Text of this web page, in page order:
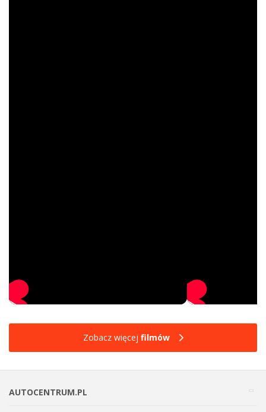
Zobacz więcej filmów
AUTOCENTRUM.PL